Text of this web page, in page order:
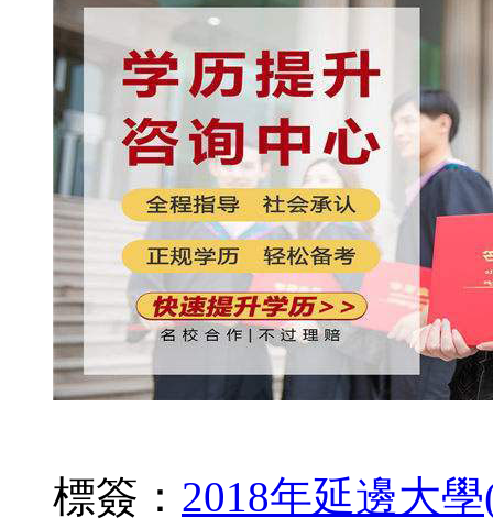
標簽： 2018年延邊大